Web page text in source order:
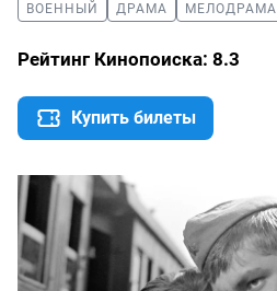
ВОЕННЫЙ ДРАМА МЕЛОДРАМА
Рейтинг Кинопоиска: 8.3
Купить билеты